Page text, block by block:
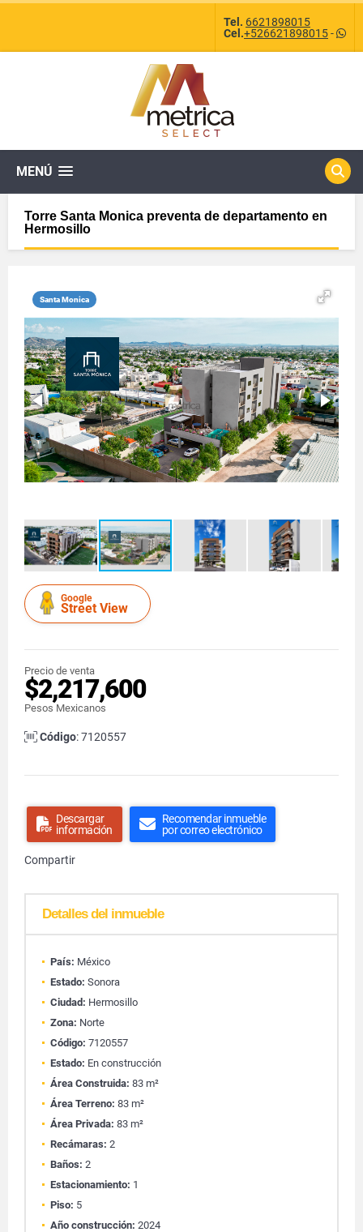
Tel. 6621898015
Cel.+526621898015-
MENÚ
Torre Santa Monica preventa de departamento en
Hermosillo
Santa Monica
Google
Street View
Precio de venta
$2,217,600
Pesos Mexicanos
Código: 7120557
Descargar
información
Recomendar inmueble
por correo electrónico
Compartir
Detalles del inmueble
País: México
Estado: Sonora
Ciudad: Hermosillo
Zona: Norte
Código: 7120557
Estado: En construcción
Área Construida: 83 m²
Área Terreno: 83 m²
Área Privada: 83 m²
Recámaras: 2
Baños: 2
Estacionamiento: 1
Piso: 5
Año construcción: 2024